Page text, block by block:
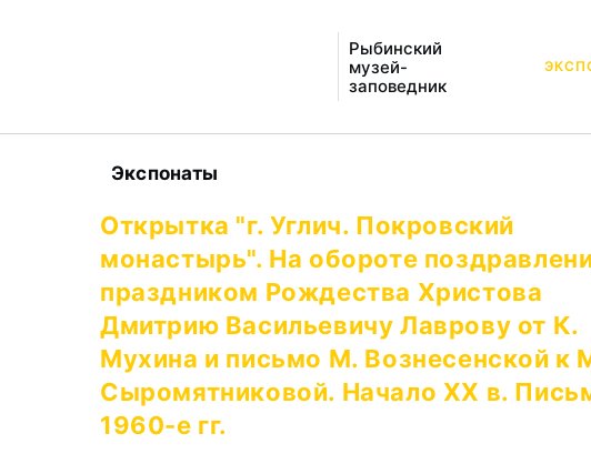
Рыбинский
музей-
заповедник
Экспонаты
Открытка "г. Углич. Покровский
монастырь". На обороте
праздником Рождества Христова
Дмитрию Васильевичу Лаврову от К.
Мухина и письмо М. Вознесенской к
Сыромятниковой. Начало XX в.
1960-е гг.